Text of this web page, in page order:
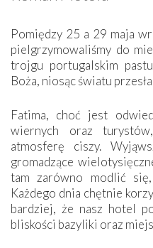
Pomiędzy 25 a 29 maja
pielgrzymowaliśmy do
trojgu portugalskim
Boża, niosąc światu
Fatima, choć jest
wiernych oraz
atmosferę ciszy.
gromadzące
tam zarówno modlić
Każdego dnia chętnie
bardziej, że nasz hotel
bliskości bazyliki oraz